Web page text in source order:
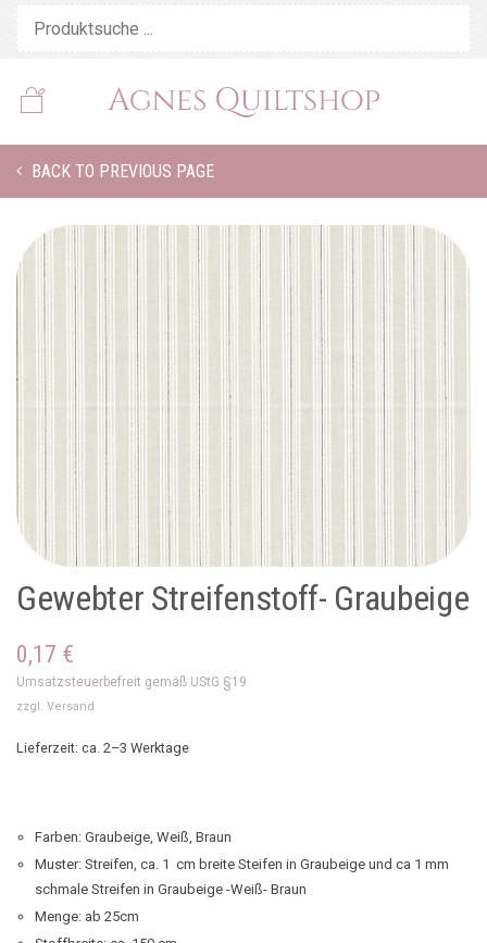
BACK TO PREVIOUS PAGE
Gewebter Streifenstoff- Graubeige
0,17 €
Umsatzsteuerbefreit gemäß UStG §19
zzgl. Versand
Lieferzeit: ca. 2–3 Werktage
Farben: Graubeige, Weiß, Braun
Muster: Streifen, ca. 1 cm breite Steifen in Graubeige und ca 1 mm
schmale Streifen in Graubeige -Weiß- Braun
Menge: ab 25cm